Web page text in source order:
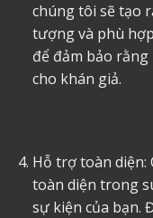
chúng tôi sẽ tạo
tượng và phù
để đảm bảo
cho khán giả.
Hỗ trợ toàn diện:
toàn diện trong
sự kiện của bạn.